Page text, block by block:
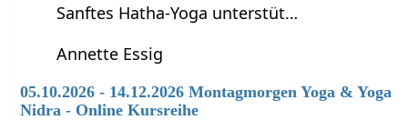
Sanftes Hatha-Yoga unterstüt…
Annette Essig
05.10.2026 - 14.12.2026 Montagmorgen Yoga & Yoga
Nidra - Online Kursreihe